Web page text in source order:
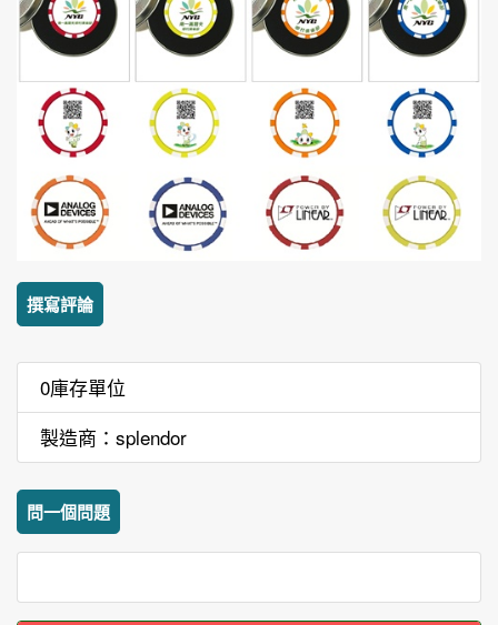
撰寫評論
0庫存單位
製造商：splendor
問一個問題